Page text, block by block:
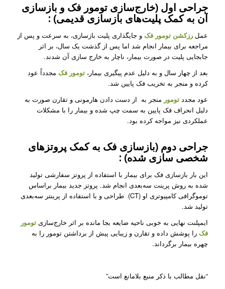
جراحی اول (خارج‌سازی تومور فک و بازسازی
آن به کمک پلیت‌های بازسازی قدیمی) :
عمل رزکشن تومور فکو جایگذاری پلیت بازسازی، به سرعت و پس از
مراجعه برای بیمار انجام شد اما پس از گذشت یک سال، بر اثر
جابجایی پلیت در صورت بیمار، ناچار به خارج سازی آن شدند.
بعد از چهار سال و به دلیل عدم پیگیری بیمار، تومور فکمجدداً عود
کرده و منجر به تخریب فک پایین شد.
عود مجدد تومور منجر به از دست دادن هارمونی و تقارن صورت به
دلیل انحراف فک پایین به سمت چپ شده و بیمار را با مشکلات
عملکردی نیز مواجه کرده بود.
جراحی دوم (بازسازی فک به کمک پروتزهای
شخصی سازی شده) :
این بار بازسازی فک برای بیمار با استفاده از پروتز سفارشی تولید
شده به روش پرینت سه‌بعدی انجام شد. پروتز جدید بیمار براساس
توموگرافی کامپیوتری او (CT) طراحی و با استفاده از پرینتر سه‌بعدی
تولید شد.
ایمپلنت نهایی به خوبی ناحیه ضایعه بجا مانده بر اثر خارج‌سازی تومور
فکرا پوشش داده و تقارن و زیبایی پیش از برداشتن تومور را به
چهره بیمار برگرداند.
“نقل مطالب با ذکر منبع بلامانع است”